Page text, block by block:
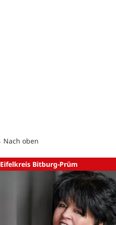
Nach oben
Eifelkreis Bitburg-Prüm